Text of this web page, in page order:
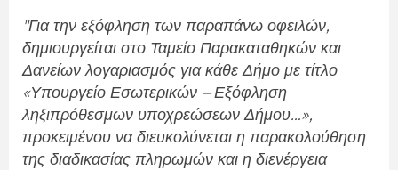
"Για την εξόφληση των παραπάνω οφειλών,
δημιουργείται στο Ταμείο Παρακαταθηκών και
Δανείων λογαριασμός για κάθε Δήμο με τίτλο
«Υπουργείο Εσωτερικών – Εξόφληση
ληξιπρόθεσμων υποχρεώσεων Δήμου…»,
προκειμένου να διευκολύνεται η παρακολούθηση
της διαδικασίας πληρωμών και η διενέργεια